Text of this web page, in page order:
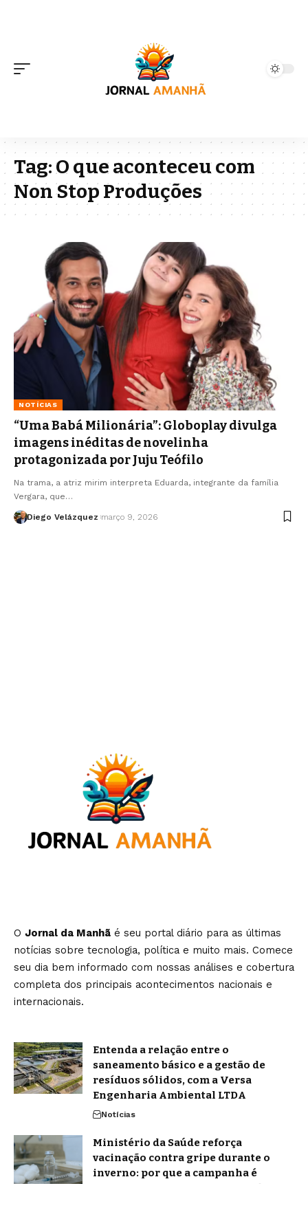
Tag:O que aconteceu com
Non Stop Produções
NOTÍCIAS
“Uma Babá Milionária”: Globoplay divulga
imagens inéditas de novelinha
protagonizada por Juju Teófilo
Na trama, a atriz mirim interpreta Eduarda, integrante da família
Vergara, que…
Diego Velázquez março 9, 2026
O Jornal da Manhã é seu portal diário para as últimas
notícias sobre tecnologia, política e muito mais. Comece
seu dia bem informado com nossas análises e cobertura
completa dos principais acontecimentos nacionais e
internacionais.
Entenda a relação entre o
saneamento básico e a gestão de
resíduos sólidos, com a Versa
Engenharia Ambiental LTDA
Notícias
Ministério da Saúde reforça
vacinação contra gripe durante o
inverno: por que a campanha é
decisiva para reduzir internações em